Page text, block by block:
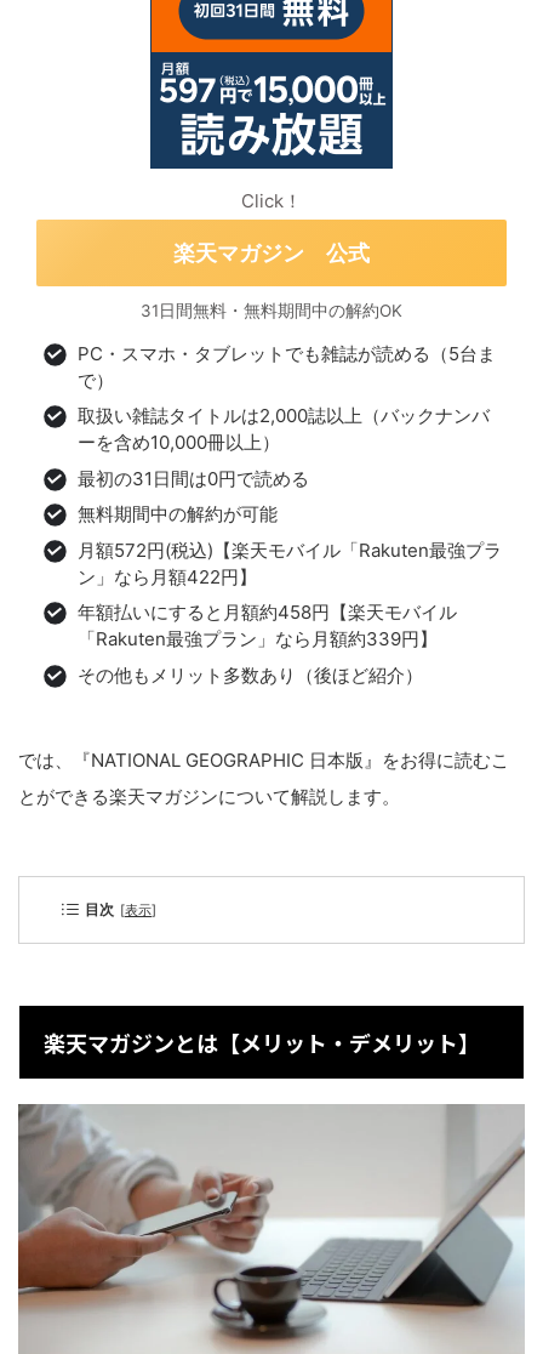
Click！
楽天マガジン 公式
31日間無料・無料期間中の解約OK
PC・スマホ・タブレットでも雑誌が読める（5台ま
で）
取扱い雑誌タイトルは2,000誌以上（バックナンバ
ーを含め10,000冊以上）
最初の31日間は0円で読める
無料期間中の解約が可能
月額572円(税込)【楽天モバイル「Rakuten最強プラ
ン」なら月額422円】
年額払いにすると月額約458円【楽天モバイル
「Rakuten最強プラン」なら月額約339円】
その他もメリット多数あり（後ほど紹介）
では、『NATIONAL GEOGRAPHIC 日本版』をお得に読むこ
とができる楽天マガジンについて解説します。
目次 [表示]
楽天マガジンとは【メリット・デメリット】